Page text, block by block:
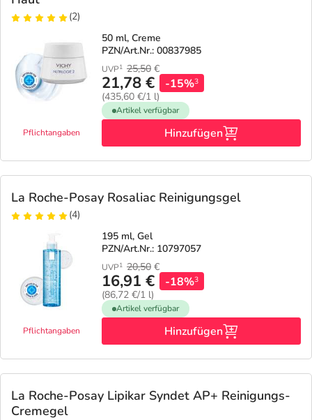
(2)
Pflichtangaben
50 ml, Creme
PZN/Art.Nr.: 00837985
UVP1 25,50 €
21,78 €
(435,60 €/1 l)
-15%3
Artikel verfügbar
Hinzufügen
La Roche-Posay Rosaliac Reinigungsgel
(4)
Pflichtangaben
195 ml, Gel
PZN/Art.Nr.: 10797057
UVP1 20,50 €
16,91 €
(86,72 €/1 l)
-18%3
Artikel verfügbar
Hinzufügen
La Roche-Posay Lipikar Syndet AP+ Reinigungs-
Cremegel